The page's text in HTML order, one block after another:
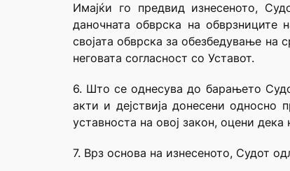
Имајќи го предвид изнесеното,
даночната обврска на
својата обврска за обезбедување
неговата согласност со Уставот.
6. Што се однесува до барањето
акти и дејствија донесени
уставноста на овој закон, оцени
7. Врз основа на изнесеното, Судот